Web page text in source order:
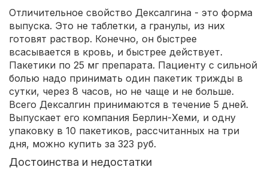
Отличительное свойство Дексалгина - это форма
выпуска. Это не таблетки, а гранулы, из них
готовят раствор. Конечно, он быстрее
всасывается в кровь, и быстрее действует.
Пакетики по 25 мг препарата. Пациенту с сильной
болью надо принимать один пакетик трижды в
сутки, через 8 часов, но не чаще и не больше.
Всего Дексалгин принимаются в течение 5 дней.
Выпускает его компания Берлин-Хеми, и одну
упаковку в 10 пакетиков, рассчитанных на три
дня, можно купить за 323 руб.
Достоинства и недостатки